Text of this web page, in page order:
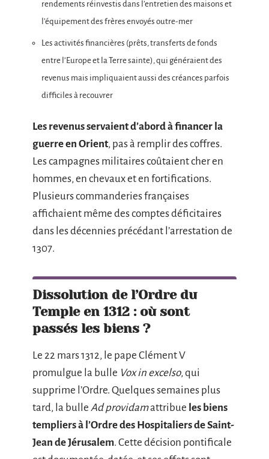
rendements réinvestis dans l’entretien des maisons et
l’équipement des frères envoyés outre-mer
Les activités financières (prêts, transferts de fonds
entre l’Europe et la Terre sainte), qui généraient des
revenus mais impliquaient aussi des créances parfois
difficiles à recouvrer
Les revenus servaient d’abord à financer la
guerre en Orient, pas à remplir des coffres.
Les campagnes militaires coûtaient cher en
hommes, en chevaux et en fortifications.
Plusieurs commanderies françaises
affichaient même des comptes déficitaires
dans les décennies précédant l’arrestation de
1307.
Dissolution de l’Ordre du
Temple en 1312 : où sont
passés les biens ?
Le 22 mars 1312, le pape Clément V
promulgue la bulle Vox in excelso, qui
supprime l’Ordre. Quelques semaines plus
tard, la bulle Ad providamattribue les biens
templiers à l’Ordre des Hospitaliers de Saint-
Jean de Jérusalem. Cette décision pontificale